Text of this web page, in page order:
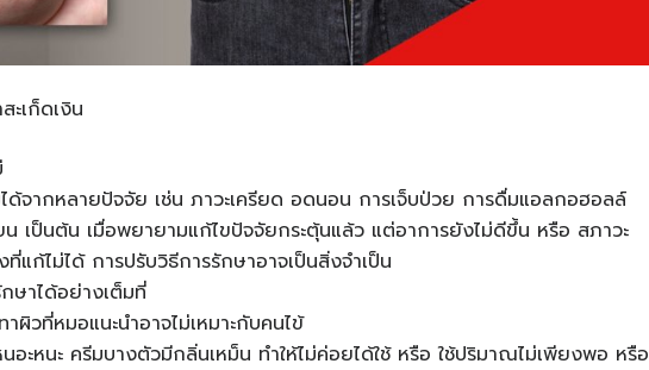
ะเก็ดเงิน
ได้จากหลายปัจจัย เช่น ภาวะเครียด อดนอน การเจ็บป่วย การดื่มแอลกอฮอลล์
เป็นต้น เมื่อพยายามแก้ไขปัจจัยกระตุ้นแล้ว แต่อาการยังไม่ดีขึ้น หรือ สภาวะ
แก้ไม่ได้ การปรับวิธีการรักษาอาจเป็นสิ่งจำเป็น
ษาได้อย่างเต็มที่
ผิวที่หมอแนะนำอาจไม่เหมาะกับคนไข้
อะหนะ ครีมบางตัวมีกลิ่นเหม็น ทำให้ไม่ค่อยได้ใช้ หรือ ใช้ปริมาณไม่เพียงพอ หรือ